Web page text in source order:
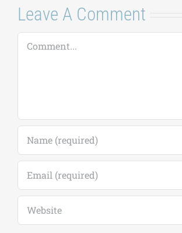
Save my name, email, and
browser for the next time I